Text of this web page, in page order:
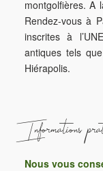
montgolfières. A
Rendez-vous à
inscrites à
antiques tels
Hiérapolis.
Informations
Nous vous